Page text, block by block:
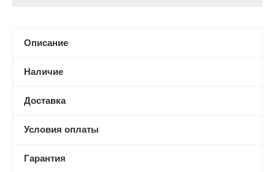
Описание
Наличие
Доставка
Условия оплаты
Гарантия